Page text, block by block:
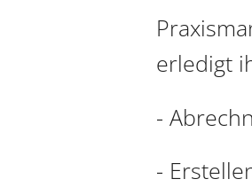
erledigt
-
-